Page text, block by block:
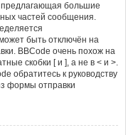
большие
частей сообщения.
быть отключён на
BBCode очень похож на
скобки [ и ], а не в < и >.
обратитесь к руководству
формы отправки